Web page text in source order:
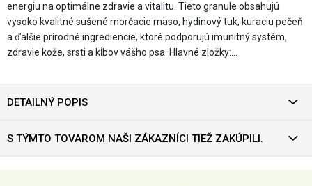
energiu na optimálne zdravie a vitalitu. Tieto granule obsahujú
vysoko kvalitné sušené morčacie mäso, hydinový tuk, kuraciu pečeň
a ďalšie prírodné ingrediencie, ktoré podporujú imunitný systém,
zdravie kože, srsti a kĺbov vášho psa. Hlavné zložky:…
DETAILNÝ POPIS
S TÝMTO TOVAROM NAŠI ZÁKAZNÍCI TIEŽ ZAKÚPILI.